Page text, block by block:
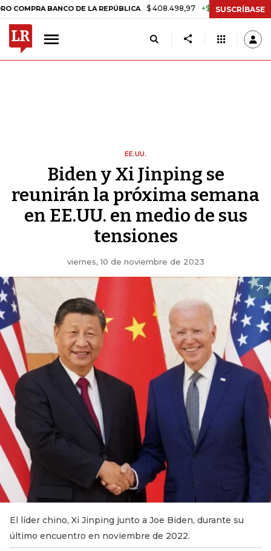
BANCO DE LA REPÚBLICA $ 408.498,97 +$ 8.753,81 +2,19%
SUSCRÍBASE
EE.UU.
Biden y Xi Jinping se
reunirán la próxima semana
en EE.UU. en medio de sus
tensiones
viernes, 10 de noviembre de 2023
El líder chino, Xi Jinping junto a Joe Biden, durante su
último encuentro en noviembre de 2022.